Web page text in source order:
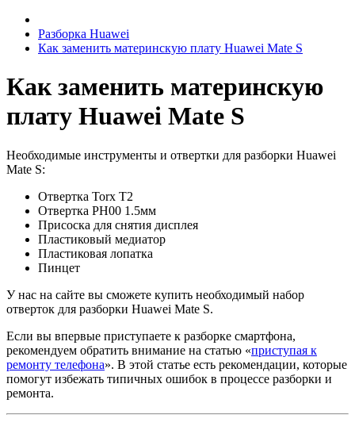
Разборка Huawei
Как заменить материнскую плату Huawei Mate S
Как заменить материнскую
плату Huawei Mate S
Необходимые инструменты и отвертки для разборки Huawei
Mate S:
Отвертка Torx T2
Отвертка PH00 1.5мм
Присоска для снятия дисплея
Пластиковый медиатор
Пластиковая лопатка
Пинцет
У нас на сайте вы сможете купить необходимый набор
отверток для разборки Huawei Mate S.
Если вы впервые приступаете к разборке смартфона,
рекомендуем обратить внимание на статью «приступая к
ремонту телефона». В этой статье есть рекомендации, которые
помогут избежать типичных ошибок в процессе разборки и
ремонта.